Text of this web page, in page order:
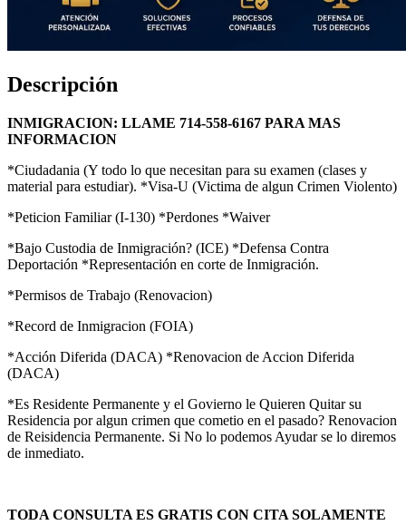
Descripción
INMIGRACION: LLAME 714-558-6167 PARA MAS
INFORMACION
*Ciudadania (Y todo lo que necesitan para su examen (clases y
material para estudiar). *Visa-U (Victima de algun Crimen Violento)
*Peticion Familiar (I-130) *Perdones *Waiver
*Bajo Custodia de Inmigración? (ICE) *Defensa Contra
Deportación *Representación en corte de Inmigración.
*Permisos de Trabajo (Renovacion)
*Record de Inmigracion (FOIA)
*Acción Diferida (DACA) *Renovacion de Accion Diferida
(DACA)
*Es Residente Permanente y el Govierno le Quieren Quitar su
Residencia por algun crimen que cometio en el pasado? Renovacion
de Reisidencia Permanente. Si No lo podemos Ayudar se lo diremos
de inmediato.
TODA CONSULTA ES GRATIS CON CITA SOLAMENTE